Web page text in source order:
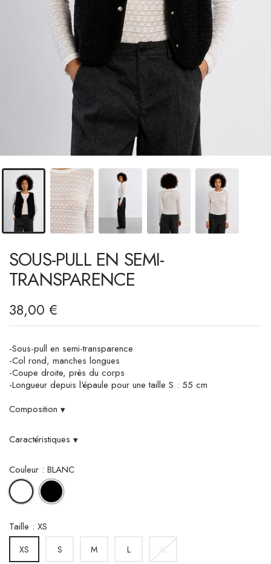
SOUS-PULL EN SEMI-
TRANSPARENCE
38,00 €
-Sous-pull en semi-transparence
-Col rond, manches longues
-Coupe droite, près du corps
-Longueur depuis l'épaule pour une taille S : 55 cm
Composition ▾
Caractéristiques ▾
Couleur : BLANC
BLANC NOIR
Taille : XS
XS S M L